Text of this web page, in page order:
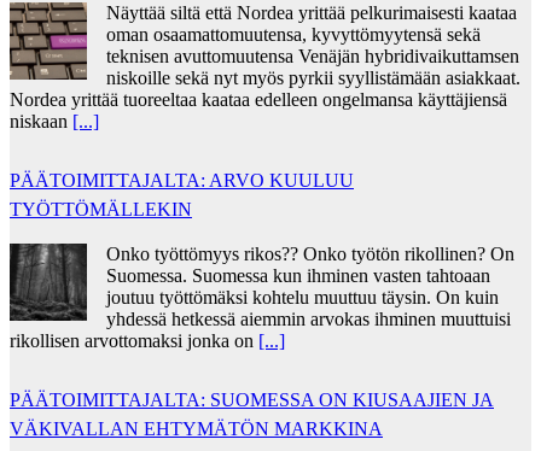
Näyttää siltä että Nordea yrittää pelkurimaisesti kaataa
oman osaamattomuutensa, kyvyttömyytensä sekä
teknisen avuttomuutensa Venäjän hybridivaikuttamsen
niskoille sekä nyt myös pyrkii syyllistämään asiakkaat.
Nordea yrittää tuoreeltaa kaataa edelleen ongelmansa käyttäjiensä
niskaan [...]
PÄÄTOIMITTAJALTA: ARVO KUULUU
TYÖTTÖMÄLLEKIN
Onko työttömyys rikos?? Onko työtön rikollinen? On
Suomessa. Suomessa kun ihminen vasten tahtoaan
joutuu työttömäksi kohtelu muuttuu täysin. On kuin
yhdessä hetkessä aiemmin arvokas ihminen muuttuisi
rikollisen arvottomaksi jonka on [...]
PÄÄTOIMITTAJALTA: SUOMESSA ON KIUSAAJIEN JA
VÄKIVALLAN EHTYMÄTÖN MARKKINA